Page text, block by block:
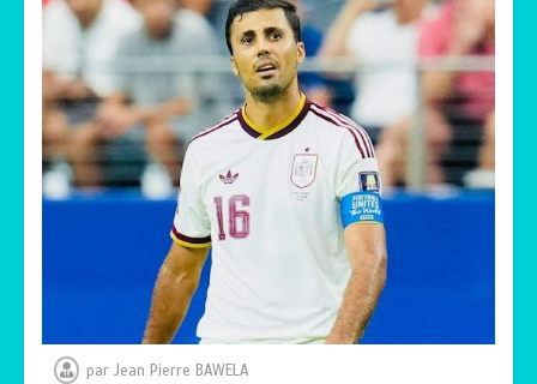
TRANSFORMATION SOCIALE :
L’importance pour le Togo d’avoir une
Feuille de route
5 minutes
TOGO : Sauver la mère devient un
indicateur de civilisation
0
4 minutes
par Jean Pierre BAWELA